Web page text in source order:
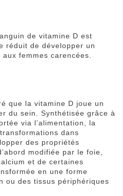
de vitamine D est
réduit de développer un
femmes carencées.
que la vitamine D joue un
du sein. Synthétisée grâce à
via l’alimentation, la
dans
des propriétés
modifiée par le foie,
et de certaines
en une forme
ou des tissus périphériques